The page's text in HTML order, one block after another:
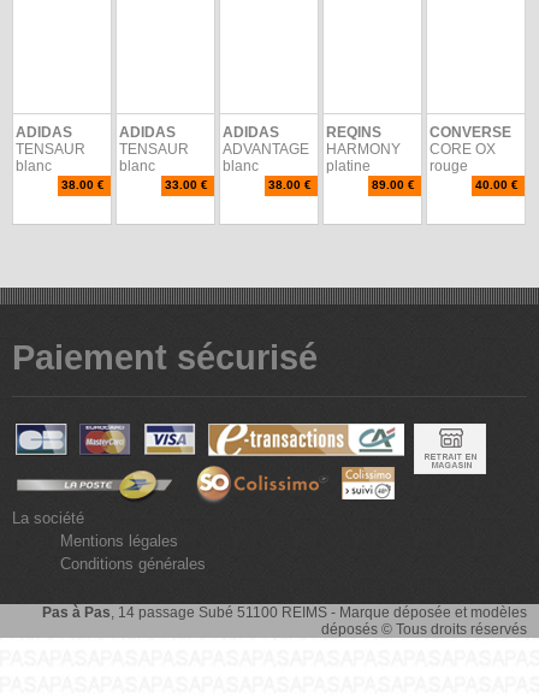
ADIDAS
TENSAUR
blanc
38.00 €
ADIDAS
TENSAUR
blanc
33.00 €
ADIDAS
ADVANTAGE
blanc
38.00 €
REQINS
HARMONY
platine
89.00 €
CONVERSE
CORE OX
rouge
40.00 €
Paiement sécurisé
La société
Mentions légales
Conditions générales
Pas à Pas, 14 passage Subé 51100 REIMS - Marque déposée et modèles
déposés © Tous droits réservés